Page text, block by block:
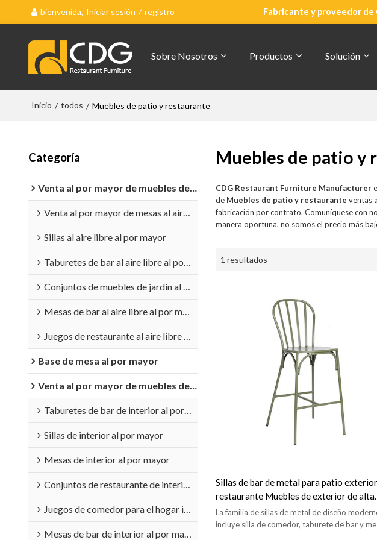
bienvenida, Iniciar sesión / registro Fabricante y proveedor de
Sobre Nosotros Productos Solución
Inicio / todos / Muebles de patio y restaurante
Categoría
Venta al por mayor de muebles de exterior
Venta al por mayor de mesas al aire libre
Sillas al aire libre al por mayor
Taburetes de bar al aire libre al por mayor
Conjuntos de muebles de jardín al por mayor
Mesas de bar al aire libre al por mayor
Juegos de restaurante al aire libre al por mayor
Base de mesa al por mayor
Venta al por mayor de muebles de interior
Taburetes de bar de interior al por mayor
Sillas de interior al por mayor
Mesas de interior al por mayor
Conjuntos de restaurante de interior al por mayor
Juegos de comedor para el hogar interior al por mayor
Mesas de bar de interior al por mayor
Muebles de patio y
CDG Restaurant Furniture Manufacturer
de Muebles de patio y restaurante ventas
fabricación por contrato. Comuníquese con
manera oportuna, no somos el precio más
1 resultados
Sillas de bar de metal para patio
restaurante Muebles de exterior de alta
calidad
La familia de sillas de metal de diseño
incluye silla de comedor, taburete de bar y